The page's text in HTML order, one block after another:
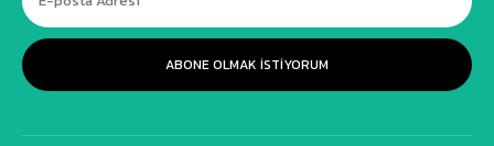
ABONE OLMAK ISTIYORUM